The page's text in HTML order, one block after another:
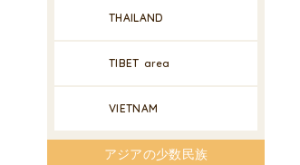
THAILAND
TIBET area
VIETNAM
アジアの少数民族